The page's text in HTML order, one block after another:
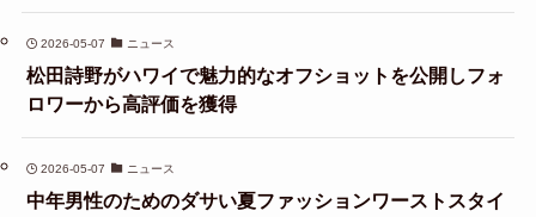
2026-05-07 ニュース
松田詩野がハワイで魅力的なオフショットを公開しフォ
ロワーから高評価を獲得
2026-05-07 ニュース
中年男性のためのダサい夏ファッションワーストスタイ